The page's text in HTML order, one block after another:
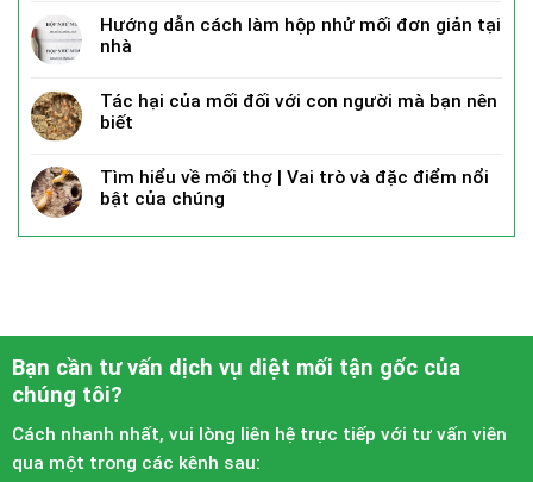
Hướng dẫn cách làm hộp nhử mối đơn giản tại
nhà
Tác hại của mối đối với con người mà bạn nên
biết
Tìm hiểu về mối thợ | Vai trò và đặc điểm nổi
bật của chúng
Bạn cần tư vấn dịch vụ diệt mối tận gốc của
chúng tôi?
Cách nhanh nhất, vui lòng liên hệ trực tiếp với tư vấn viên
qua một trong các kênh sau: